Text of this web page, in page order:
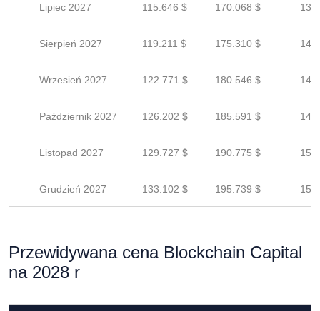
Lipiec 2027 115.646 $ 170.068 $
Sierpień 2027 119.211 $ 175.310 $
Wrzesień 2027 122.771 $ 180.546 $
Październik 2027 126.202 $ 185.591 $
Listopad 2027 129.727 $ 190.775 $
Grudzień 2027 133.102 $ 195.739 $
Przewidywana cena Blockchain Capital
na 2028 r